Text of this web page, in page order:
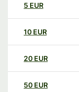
5 EUR
10 EUR
20 EUR
50 EUR